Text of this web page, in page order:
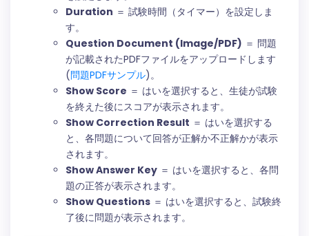
Duration ＝ 試験時間（タイマー）を設定しま
す。
Question Document (Image/PDF) ＝ 問題
が記載されたPDFファイルをアップロードします
(問題PDFサンプル )。
Show Score ＝ はいを選択すると、生徒が試験
を終えた後にスコアが表示されます。
Show Correction Result ＝ はいを選択する
と、各問題について回答が正解か不正解かが表示
されます。
Show Answer Key ＝ はいを選択すると、各問
題の正答が表示されます。
Show Questions ＝ はいを選択すると、試験終
了後に問題が表示されます。